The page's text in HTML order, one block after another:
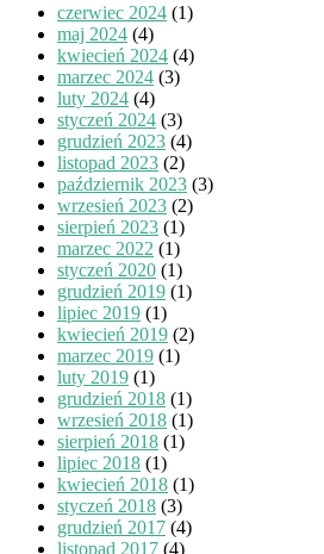
czerwiec 2024 (1)
maj 2024 (4)
kwiecień 2024 (4)
marzec 2024 (3)
luty 2024 (4)
styczeń 2024 (3)
grudzień 2023 (4)
listopad 2023 (2)
październik 2023 (3)
wrzesień 2023 (2)
sierpień 2023 (1)
marzec 2022 (1)
styczeń 2020 (1)
grudzień 2019 (1)
lipiec 2019 (1)
kwiecień 2019 (2)
marzec 2019 (1)
luty 2019 (1)
grudzień 2018 (1)
wrzesień 2018 (1)
sierpień 2018 (1)
lipiec 2018 (1)
kwiecień 2018 (1)
styczeń 2018 (3)
grudzień 2017 (4)
listopad 2017 (4)